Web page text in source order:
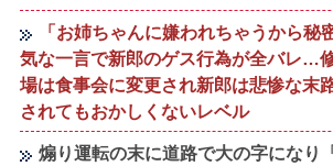
「お姉ちゃんに嫌われちゃうから秘
気な一言で新郎のゲス行為が全バレ…
場は食事会に変更され新郎は悲惨な末
されてもおかしくないレベル
煽り運転の末に道路で大の字になり